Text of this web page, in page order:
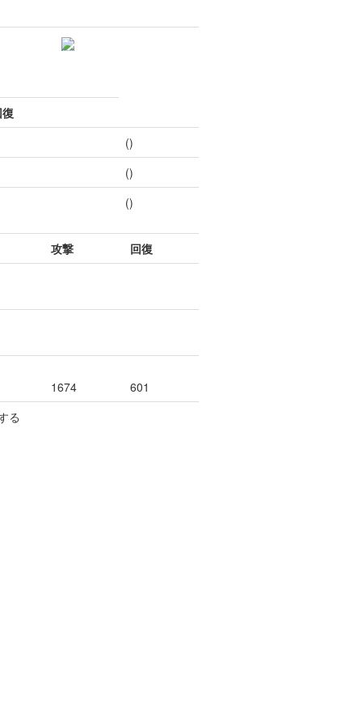
()
()
()
攻撃 回復
1674
601
る